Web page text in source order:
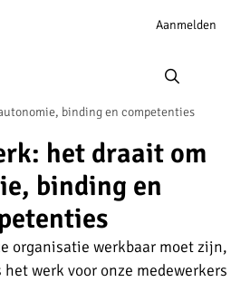
Account
Aanmelden
binding en competenties
het draait om
binding en
organisatie werkbaar moet zijn,
werk voor onze medewerkers